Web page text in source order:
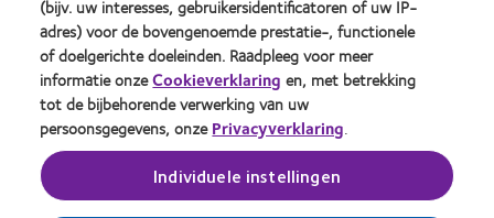
product
award
met
MyDay™
(2013)
the
Year
(2013)
Best
Companies
for
Leaders
(2012)
Awards
(2011)
Global
Award
(2012)
Contact
Servicevoorwaarden
Cookie beleid
Site voor consumenten
Toestemmingsvoorkeuren
beheren
Inloggen
(bijv. uw interesses, gebruikersidentificatoren of uw IP-
adres) voor de bovengenoemde prestatie-, functionele
of doelgerichte doeleinden. Raadpleeg voor meer
informatie onzeCookieverklaring en, met betrekking
tot de bijbehorende verwerking van uw
persoonsgegevens, onzePrivacyverklaring.
Individuele instellingen